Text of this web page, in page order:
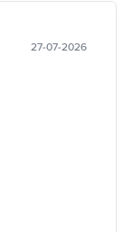
27-07-2026